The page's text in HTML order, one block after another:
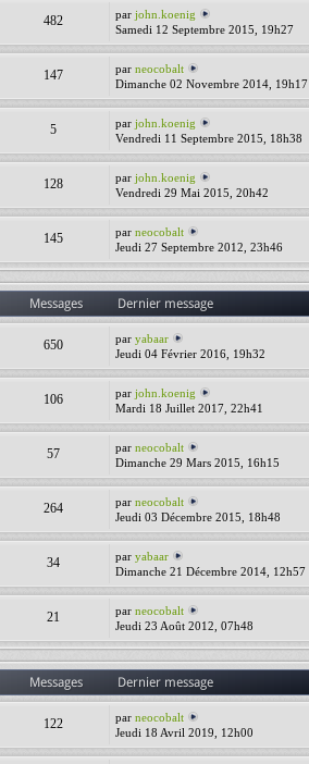
482 parjohn.koenig
Samedi 12 Septembre 2015, 19h27
147 parneocobalt
Dimanche 02 Novembre 2014, 19h17
5 parjohn.koenig
Vendredi 11 Septembre 2015, 18h38
128 parjohn.koenig
Vendredi 29 Mai 2015, 20h42
145 parneocobalt
Jeudi 27 Septembre 2012, 23h46
Messages Dernier message
650 paryabaar
Jeudi 04 Février 2016, 19h32
106 parjohn.koenig
Mardi 18 Juillet 2017, 22h41
57 parneocobalt
Dimanche 29 Mars 2015, 16h15
264 parneocobalt
Jeudi 03 Décembre 2015, 18h48
34 paryabaar
Dimanche 21 Décembre 2014, 12h57
21 parneocobalt
Jeudi 23 Août 2012, 07h48
Messages Dernier message
122 parneocobalt
Jeudi 18 Avril 2019, 12h00